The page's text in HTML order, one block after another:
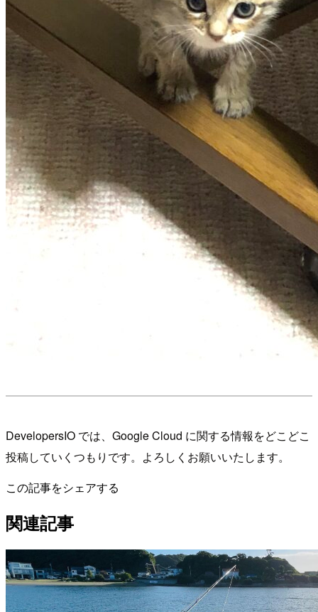
DevelopersIO では、Google Cloud に関する情報をどこどこ
投稿していくつもりです。よろしくお願いいたします。
この記事をシェアする
関連記事